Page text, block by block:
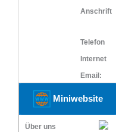
Anschrift
Telefon
Internet
Email:
Miniwebsite
Über uns